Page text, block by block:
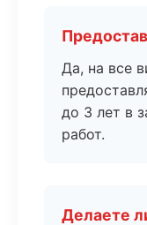
Да, на все
до 3 лет в
работ.
Делаете